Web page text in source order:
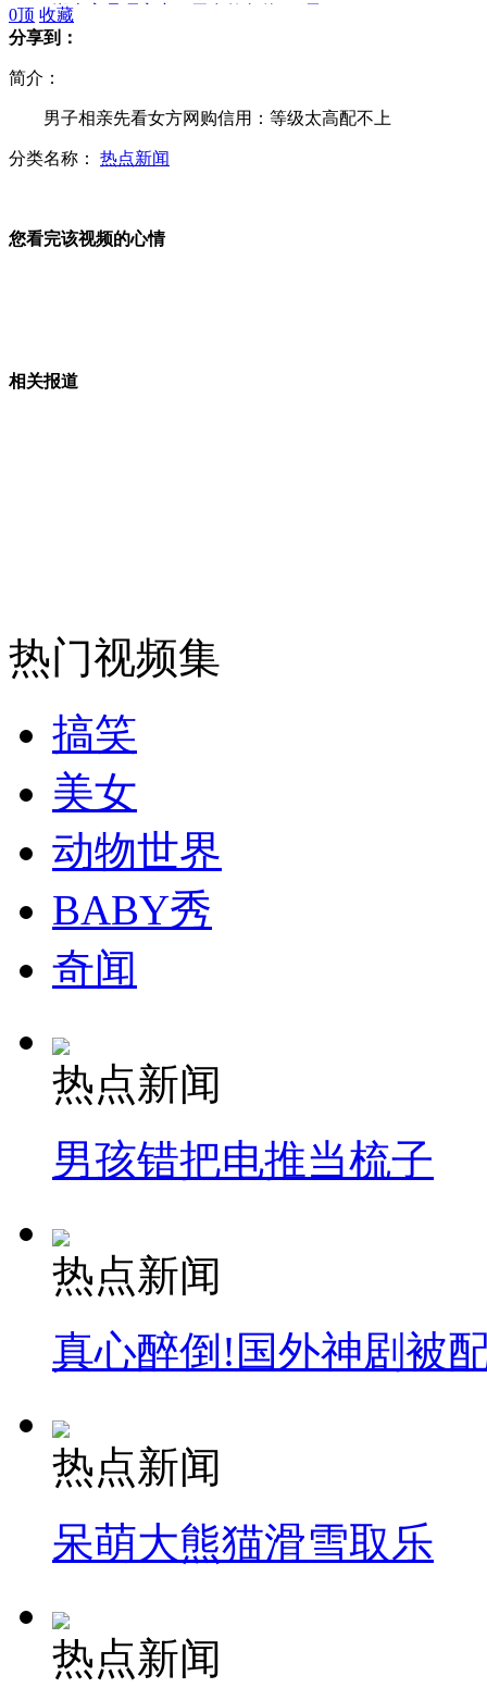
湖南官员晒家产：无存款欠债4万元
山西副局长被指多辆豪车 纪委否认
安徽一实载49人客车翻车
走！跟着总书记去植树
0顶 收藏
分享到：
简介：
男子相亲先看女方网购信用：等级太高配不上
分类名称： 热点新闻
您看完该视频的心情
相关报道
热门视频集
搞笑
美女
动物世界
BABY秀
奇闻
热点新闻
男孩错把电推当梳子
热点新闻
真心醉倒!国外神剧被
热点新闻
呆萌大熊猫滑雪取乐
热点新闻